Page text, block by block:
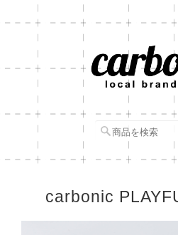
carbonic